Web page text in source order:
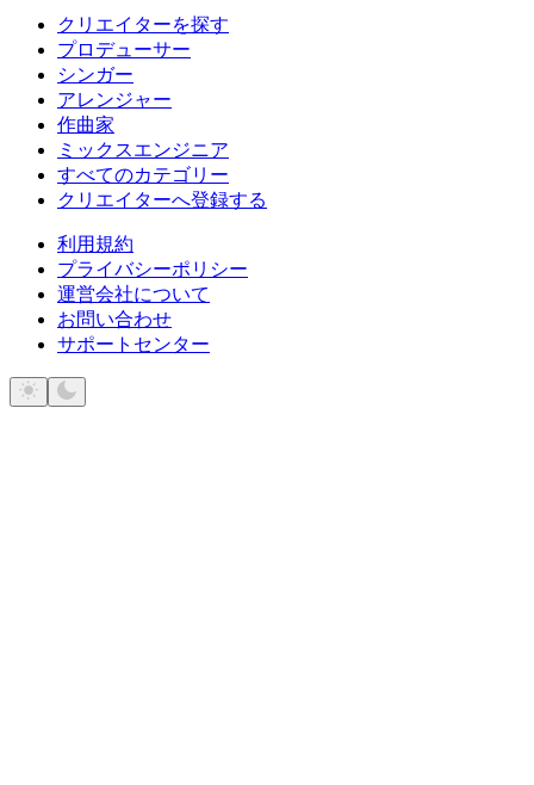
クリエイターを探す
プロデューサー
シンガー
アレンジャー
作曲家
ミックスエンジニア
すべてのカテゴリー
クリエイターへ登録する
利用規約
プライバシーポリシー
運営会社について
お問い合わせ
サポートセンター